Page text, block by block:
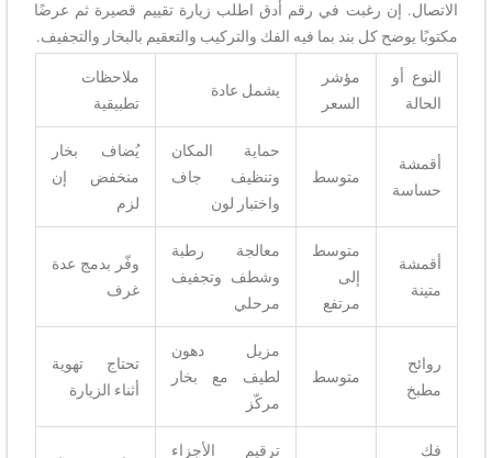
الاتصال. إن رغبت في رقم أدق اطلب زيارة تقييم قصيرة ثم عرضًا
مكتوبًا يوضح كل بند بما فيه الفك والتركيب والتعقيم بالبخار والتجفيف.
النوع أو
الحالة
مؤشر
السعر
يشمل عادة
ملاحظات
تطبيقية
أقمشة
حساسة
متوسط
حماية المكان
وتنظيف جاف
واختبار لون
يُضاف بخار
منخفض إن
لزم
أقمشة
متينة
متوسط
إلى
مرتفع
معالجة رطبة
وشطف وتجفيف
مرحلي
وفّر بدمج عدة
غرف
روائح
مطبخ
متوسط
مزيل دهون
لطيف مع بخار
مركّز
تحتاج تهوية
أثناء الزيارة
فك
ترقيم الأجزاء